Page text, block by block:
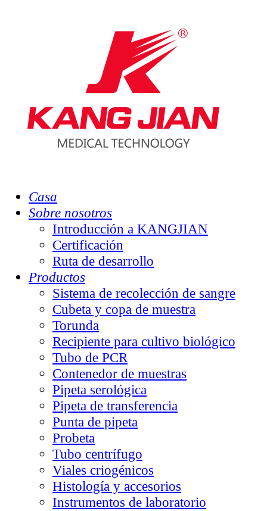
Casa
Sobre nosotros
Introducción a KANGJIAN
Certificación
Ruta de desarrollo
Productos
Sistema de recolección de sangre
Cubeta y copa de muestra
Torunda
Recipiente para cultivo biológico
Tubo de PCR
Contenedor de muestras
Pipeta serológica
Pipeta de transferencia
Punta de pipeta
Probeta
Tubo centrífugo
Viales criogénicos
Histología y accesorios
Instrumentos de laboratorio